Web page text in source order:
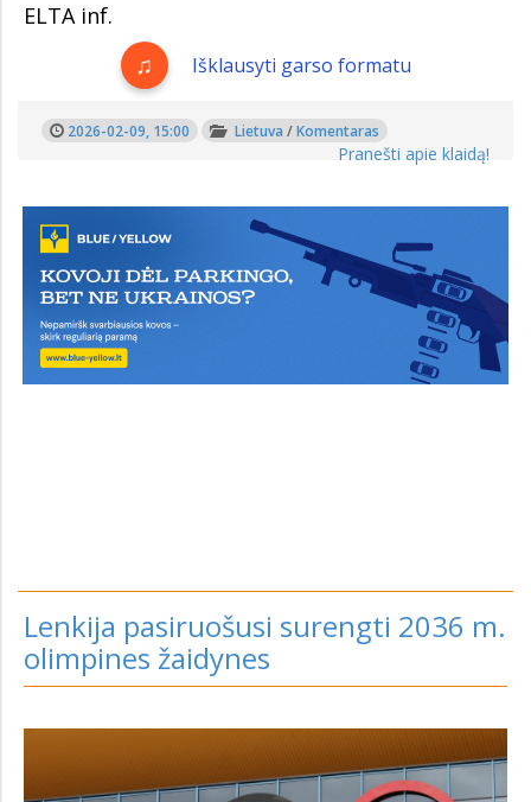
ELTA inf.
Išklausyti garso formatu
2026-02-09, 15:00 Lietuva /Komentaras
Pranešti apie klaidą!
Lenkija pasiruošusi surengti 2036 m.
olimpines žaidynes